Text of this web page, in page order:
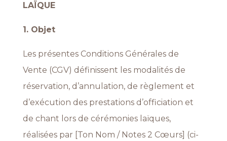
LAÏQUE
1. Objet
Les présentes Conditions Générales de
Vente (CGV) définissent les modalités de
réservation, d’annulation, de règlement et
d’exécution des prestations d’officiation et
de chant lors de cérémonies laïques,
réalisées par [Ton Nom / Notes 2 Cœurs] (ci-